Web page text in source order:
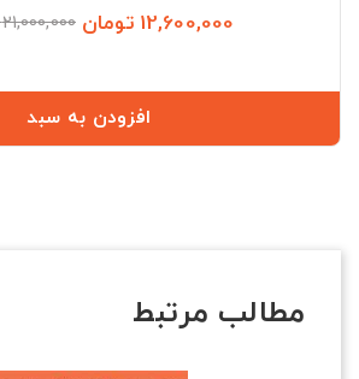
12,600,000 تومان 21,000,000 تومان
افزودن به سبد
مطالب مرتبط